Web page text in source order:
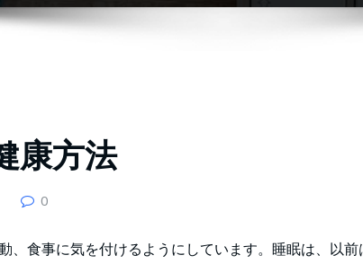
康方法
0
、食事に気を付けるようにしています。睡眠は、以前